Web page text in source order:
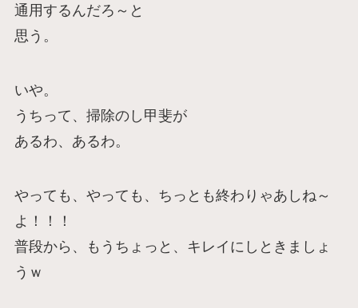
通用するんだろ～と
思う。
いや。
うちって、掃除のし甲斐が
あるわ、あるわ。
やっても、やっても、ちっとも終わりゃあしね～
よ！！！
普段から、もうちょっと、キレイにしときましょ
うｗ